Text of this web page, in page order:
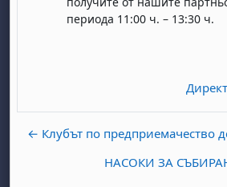
периода 11:00 ч. – 13:30 ч.
← Клубът по предприемачество
НАСОКИ ЗА
август
август
15 август
неделя, 16 август
неделя, 23 август